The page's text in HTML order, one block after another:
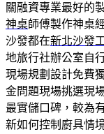
關融資專業最好的
神桌師傅製作神桌
沙發都在新北沙發
地旅行社辦公室自
現場規劃設計免費
金問題現場挑選現
最實儲口碑，較為
新如何控制廚具情